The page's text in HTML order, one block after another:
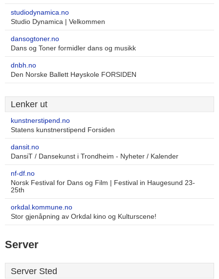
studiodynamica.no
Studio Dynamica | Velkommen
dansogtoner.no
Dans og Toner formidler dans og musikk
dnbh.no
Den Norske Ballett Høyskole FORSIDEN
Lenker ut
kunstnerstipend.no
Statens kunstnerstipend Forsiden
dansit.no
DansiT / Dansekunst i Trondheim - Nyheter / Kalender
nf-df.no
Norsk Festival for Dans og Film | Festival in Haugesund 23-
25th
orkdal.kommune.no
Stor gjenåpning av Orkdal kino og Kulturscene!
Server
Server Sted